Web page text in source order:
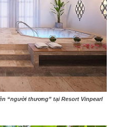
“người thương” tại Resort Vinpearl